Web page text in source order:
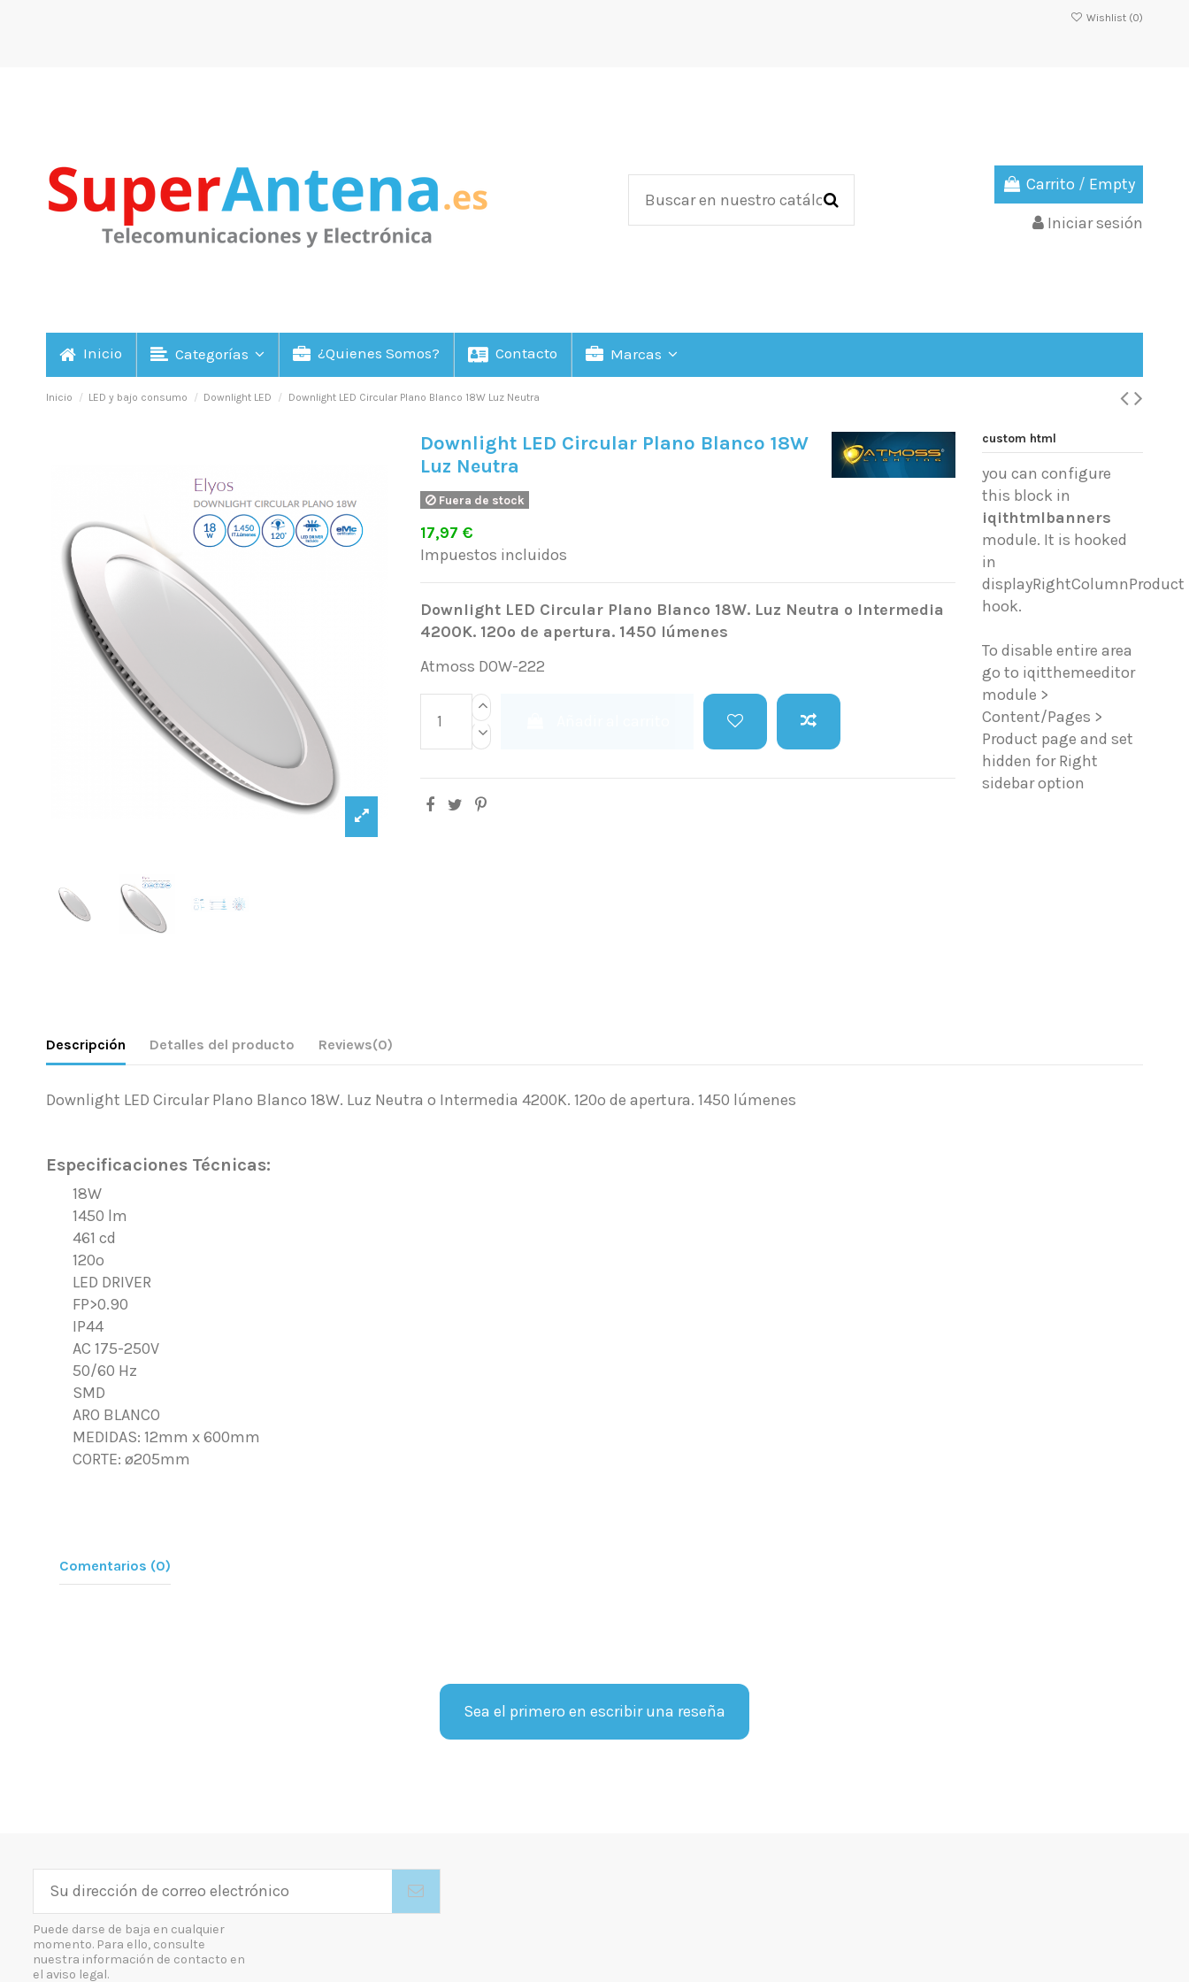
Wishlist (0)
Carrito / Empty
Iniciar sesión
Inicio Categorías ¿Quienes Somos? Contacto Marcas
Inicio LED y bajo consumo Downlight LED Downlight LED Circular Plano Blanco 18W Luz Neutra
Downlight LED Circular Plano Blanco 18W
Luz Neutra
Fuera de stock
17,97 €
Impuestos incluidos
Downlight LED Circular Plano Blanco 18W. Luz Neutra o Intermedia
4200K. 120º de apertura. 1450 lúmenes
Atmoss DOW-222
custom html
you can configure
this block in
iqithtmlbanners
module. It is hooked
in
displayRightColumnProduct
hook.
To disable entire area
go to iqitthemeeditor
module >
Content/Pages >
Product page and set
hidden for Right
sidebar option
Descripción Detalles del producto Reviews(0)
Downlight LED Circular Plano Blanco 18W. Luz Neutra o Intermedia 4200K. 120º de apertura. 1450 lúmenes
Especificaciones Técnicas:
18W
1450 lm
461 cd
120º
LED DRIVER
FP>0.90
IP44
AC 175-250V
50/60 Hz
SMD
ARO BLANCO
MEDIDAS: 12mm x 600mm
CORTE: ø205mm
Comentarios (0)
Sea el primero en escribir una reseña
Puede darse de baja en cualquier
momento. Para ello, consulte
nuestra información de contacto en
el aviso legal.